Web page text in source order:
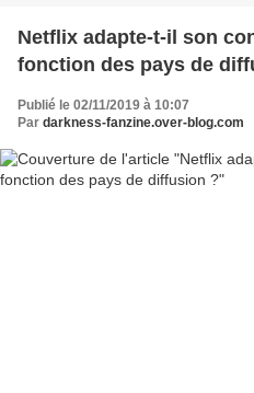
Netflix adapte-t-il son
fonction des pays de
Publié le 02/11/2019 à 10:07
Par darkness-fanzine.over-blog.com